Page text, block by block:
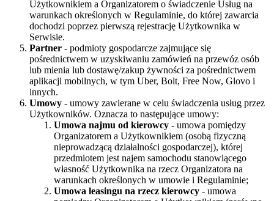
Użytkownikiem a Organizatorem o świadczenie Usług na
warunkach określonych w Regulaminie, do której zawarcia
dochodzi poprzez pierwszą rejestrację Użytkownika w
Serwisie.
Partner - podmioty gospodarcze zajmujące się
pośrednictwem w uzyskiwaniu zamówień na przewóz osób
lub mienia lub dostawę/zakup żywności za pośrednictwem
aplikacji mobilnych, w tym Uber, Bolt, Free Now, Glovo i
innych.
Umowy - umowy zawierane w celu świadczenia usług przez
Użytkowników. Oznacza to następujące umowy:
Umowa najmu od kierowcy - umowa pomiędzy
Organizatorem a Użytkownikiem (osobą fizyczną
nieprowadzącą działalności gospodarczej), której
przedmiotem jest najem samochodu stanowiącego
własność Użytkownika na rzecz Organizatora na
warunkach określonych w umowie i Regulaminie;
Umowa leasingu na rzecz kierowcy - umowa